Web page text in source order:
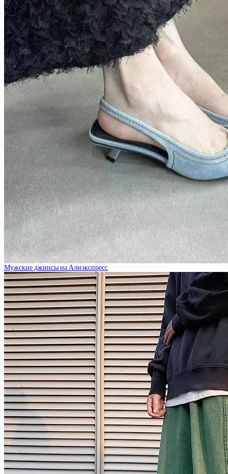
Мужские джинсы на Алиэкспресс